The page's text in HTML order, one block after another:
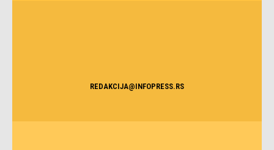
REDAKCIJA@INFOPRESS.RS